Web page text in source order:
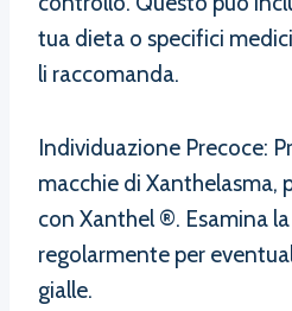
tua dieta o specifici
li raccomanda.
Individuazione Precoce:
macchie di Xanthelasma,
con Xanthel ®. Esamina
regolarmente per
gialle.